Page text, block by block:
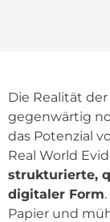
Die Realität
gegenwärtig
das Potenzial
Real World
strukturierte,
digitaler Form
Papier und